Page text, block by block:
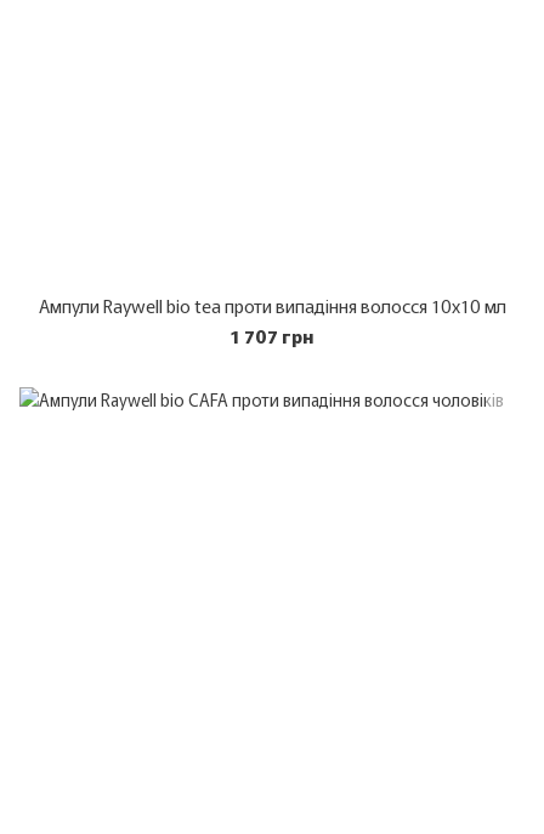
Ампули Raywell bio tea проти випадіння волосся 10х10 мл
1 707 грн